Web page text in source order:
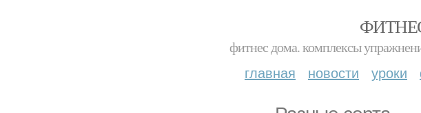
фитнес дома. комплексы
главная новости уроки